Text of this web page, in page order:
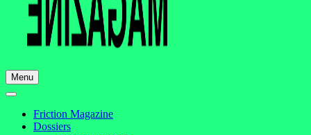
Menu
Friction Magazine
Dossiers